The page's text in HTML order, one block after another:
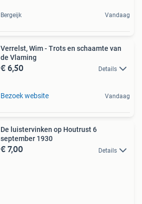
Bergeijk Vandaag
Verrelst, Wim - Trots en schaamte van
de Vlaming
€ 6,50 Details
Bezoek website Vandaag
De luistervinken op Houtrust 6
september 1930
€ 7,00 Details